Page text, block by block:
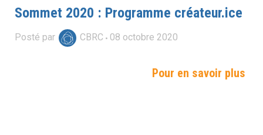
Sommet 2020 : Programme créateur.ice
Posté par CBRC 08 octobre 2020
Pour en savoir plus